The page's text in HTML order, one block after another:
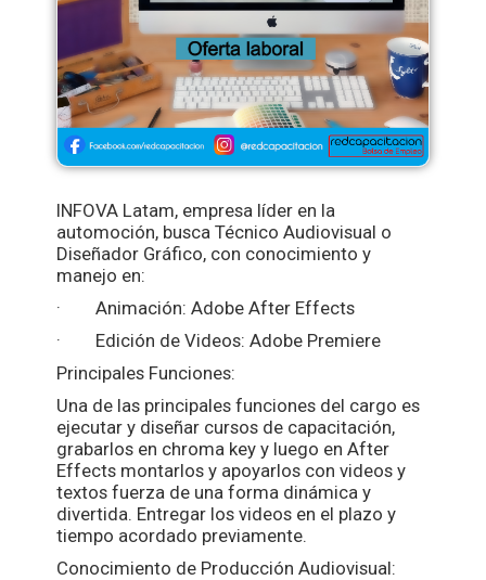
INFOVA Latam, empresa líder en la
automoción, busca Técnico Audiovisual o
Diseñador Gráfico, con conocimiento y
manejo en:
· Animación: Adobe After Effects
· Edición de Videos: Adobe Premiere
Principales Funciones:
Una de las principales funciones del cargo es
ejecutar y diseñar cursos de capacitación,
grabarlos en chroma key y luego en After
Effects montarlos y apoyarlos con videos y
textos fuerza de una forma dinámica y
divertida. Entregar los videos en el plazo y
tiempo acordado previamente.
Conocimiento de Producción Audiovisual: